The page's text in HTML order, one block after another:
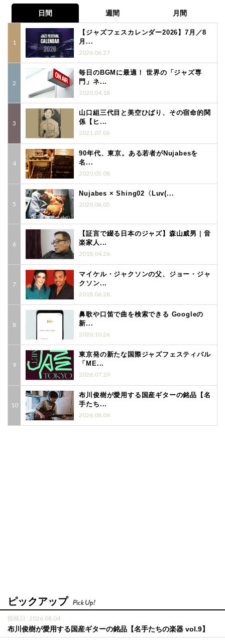
日間 週間 月間
【ジャズフェスカレンダー2026】7月／8
月...
2026.06.27
毎日のBGMに最適！ 世界の「ジャズ専
門」ネ...
2020.04.18
山口組三代目と美空ひばり、その宿命的関
係【ヒ...
2021.07.06
90年代、東京。ある若者がNujabesを
名...
2020.05.08
Nujabes × Shing02〈Luv(...
2020.06.05
【証言で綴る日本のジャズ】森山威男｜音
楽家人...
2018.04.26
マイケル・ジャクソンの父、ジョー・ジャ
クソン...
2018.06.28
鼻歌や口笛で曲を検索できる Googleの
新...
2020.10.26
東京発の新たな国際ジャズフェスティバル
「ME...
2026.07.29
布川俊樹が愛用する国産ギターの銘品【名
手たち...
2026.08.04
ピックアップ Pick Up!
投稿日 : 2026.08.04
布川俊樹が愛用する国産ギターの銘品【名手たちの楽器 vol.9】